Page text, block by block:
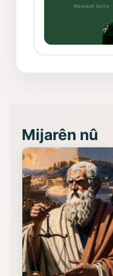
(Hoybun)’un
Mijarên nû